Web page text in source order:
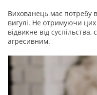
Вихованець має потребу в
вигулі. Не отримуючи цих
відвикне від
агресивним.